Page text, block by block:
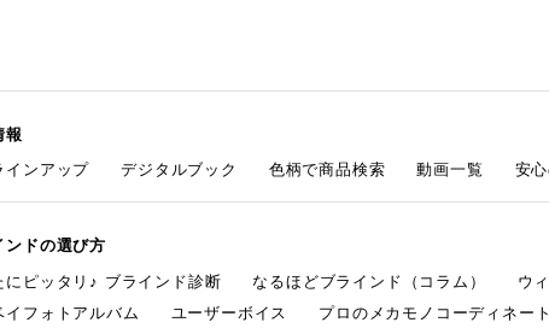
報
インアップ
デジタルブック 色柄で商品検索 動画一覧 安
ンドの選び方
にピッタリ♪ ブラインド診断
なるほどブラインド（コラム） ウ
イフォトアルバム
ユーザーボイス プロのメカモノコーディネート